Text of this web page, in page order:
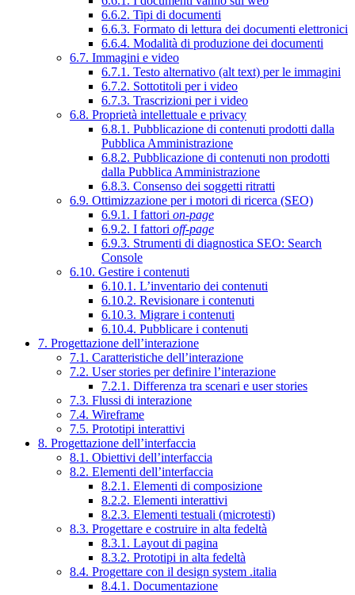
6.6.2. Tipi di documenti
6.6.3. Formato di lettura dei documenti elettronici
6.6.4. Modalità di produzione dei documenti
6.7. Immagini e video
6.7.1. Testo alternativo (alt text) per le immagini
6.7.2. Sottotitoli per i video
6.7.3. Trascrizioni per i video
6.8. Proprietà intellettuale e privacy
6.8.1. Pubblicazione di contenuti prodotti dalla
Pubblica Amministrazione
6.8.2. Pubblicazione di contenuti non prodotti
dalla Pubblica Amministrazione
6.8.3. Consenso dei soggetti ritratti
6.9. Ottimizzazione per i motori di ricerca (SEO)
6.9.1. I fattori on-page
6.9.2. I fattori off-page
6.9.3. Strumenti di diagnostica SEO: Search
Console
6.10. Gestire i contenuti
6.10.1. L’inventario dei contenuti
6.10.2. Revisionare i contenuti
6.10.3. Migrare i contenuti
6.10.4. Pubblicare i contenuti
7. Progettazione dell’interazione
7.1. Caratteristiche dell’interazione
7.2. User stories per definire l’interazione
7.2.1. Differenza tra scenari e user stories
7.3. Flussi di interazione
7.4. Wireframe
7.5. Prototipi interattivi
8. Progettazione dell’interfaccia
8.1. Obiettivi dell’interfaccia
8.2. Elementi dell’interfaccia
8.2.1. Elementi di composizione
8.2.2. Elementi interattivi
8.2.3. Elementi testuali (microtesti)
8.3. Progettare e costruire in alta fedeltà
8.3.1. Layout di pagina
8.3.2. Prototipi in alta fedeltà
8.4. Progettare con il design system .italia
8.4.1. Documentazione